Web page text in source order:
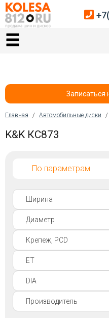
Главная
Автосервис
Датчики давления
Покупателям
Контакты
Войти на сайт
+7(812)317-
17-
52
Вы здесь
Главная / Автомобильные диски /
K&K КС873
По параметрам